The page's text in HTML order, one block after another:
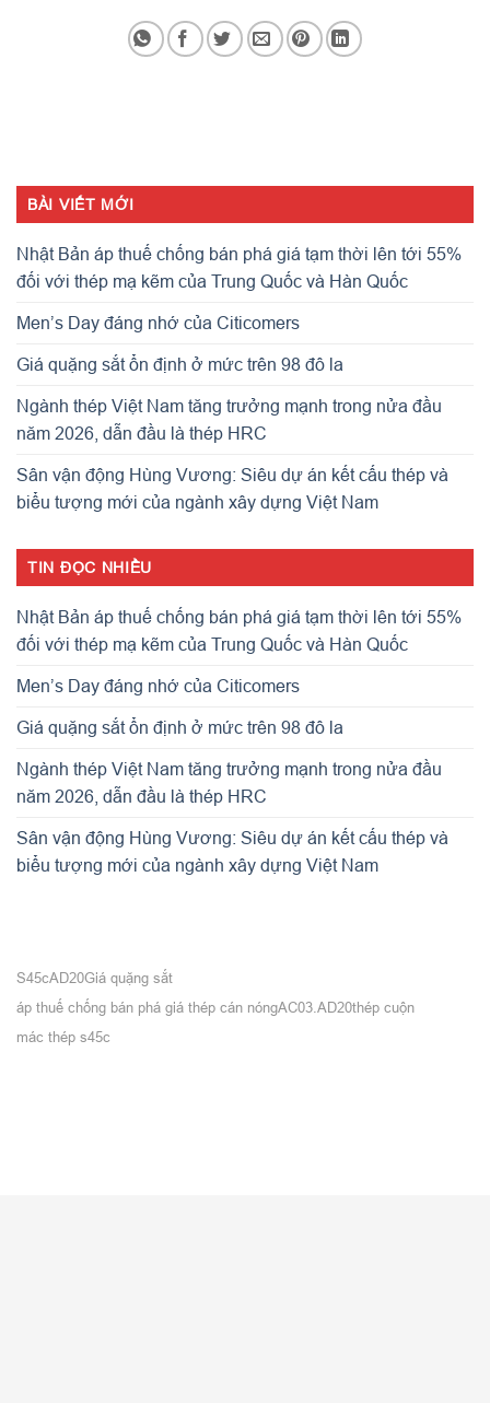
BÀI VIẾT MỚI
Nhật Bản áp thuế chống bán phá giá tạm thời lên tới 55%
đối với thép mạ kẽm của Trung Quốc và Hàn Quốc
Men’s Day đáng nhớ của Citicomers
Giá quặng sắt ổn định ở mức trên 98 đô la
Ngành thép Việt Nam tăng trưởng mạnh trong nửa đầu
năm 2026, dẫn đầu là thép HRC
Sân vận động Hùng Vương: Siêu dự án kết cấu thép và
biểu tượng mới của ngành xây dựng Việt Nam
TIN ĐỌC NHIỀU
Nhật Bản áp thuế chống bán phá giá tạm thời lên tới 55%
đối với thép mạ kẽm của Trung Quốc và Hàn Quốc
Men’s Day đáng nhớ của Citicomers
Giá quặng sắt ổn định ở mức trên 98 đô la
Ngành thép Việt Nam tăng trưởng mạnh trong nửa đầu
năm 2026, dẫn đầu là thép HRC
Sân vận động Hùng Vương: Siêu dự án kết cấu thép và
biểu tượng mới của ngành xây dựng Việt Nam
S45cAD20Giá quặng sắt
áp thuế chống bán phá giá thép cán nóngAC03.AD20thép cuộn
mác thép s45c